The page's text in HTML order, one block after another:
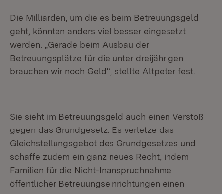
Die Milliarden, um die es beim Betreuungsgeld
geht, könnten anders viel besser eingesetzt
werden. „Gerade beim Ausbau der
Betreuungsplätze für die unter dreijährigen
brauchen wir noch Geld“, stellte Altpeter fest.
Sie sieht im Betreuungsgeld auch einen Verstoß
gegen das Grundgesetz. Es verletze das
Gleichstellungsgebot des Grundgesetzes und
schaffe zudem ein ganz neues Recht, indem
Familien für die Nicht-Inanspruchnahme
öffentlicher Betreuungseinrichtungen einen